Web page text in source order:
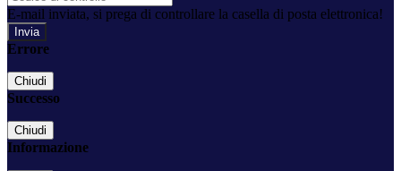
E-mail inviata, si prega di controllare la casella di posta elettronica!
Errore
Chiudi
Successo
Chiudi
Informazione